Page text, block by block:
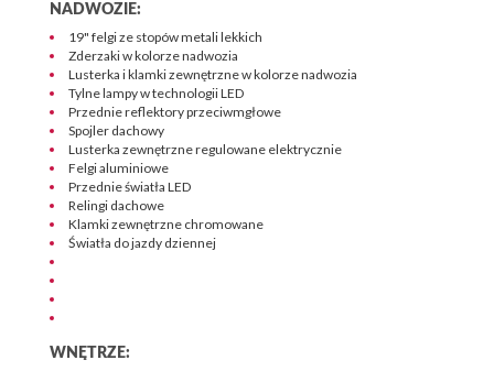
NADWOZIE:
19" felgi ze stopów metali lekkich
Zderzaki w kolorze nadwozia
Lusterka i klamki zewnętrzne w kolorze nadwozia
Tylne lampy w technologii LED
Przednie reflektory przeciwmgłowe
Spojler dachowy
Lusterka zewnętrzne regulowane elektrycznie
Felgi aluminiowe
Przednie światła LED
Relingi dachowe
Klamki zewnętrzne chromowane
Światła do jazdy dziennej
WNĘTRZE: